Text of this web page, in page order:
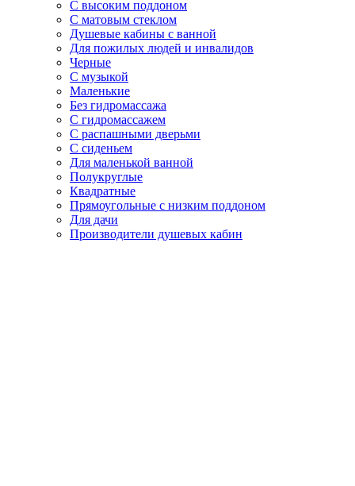
С высоким поддоном
С матовым стеклом
Душевые кабины с ванной
Для пожилых людей и инвалидов
Черные
С музыкой
Маленькие
Без гидромассажа
С гидромассажем
С распашными дверьми
С сиденьем
Для маленькой ванной
Полукруглые
Квадратные
Прямоугольные с низким поддоном
Для дачи
Производители душевых кабин